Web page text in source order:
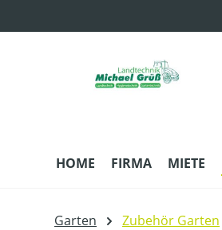
HOME FIRMA MIETE
Garten Zubehör Garten